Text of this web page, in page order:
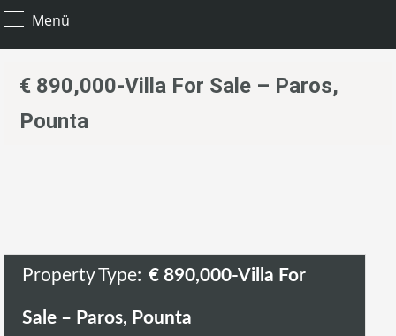
Menü
€ 890,000-Villa For Sale – Paros,
Pounta
Property Type: € 890,000-Villa For
Sale – Paros, Pounta